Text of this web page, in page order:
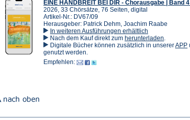
EINE HANDBREIT BEI DIR - Chorausgabe | Band
2026, 33 Chörsätze, 76 Seiten, digital
Artikel-Nr.: DV67/09
Herausgeber: Patrick Dehm, Joachim Raabe
In weiteren Ausführungen erhältlich
Nach dem Kauf direkt zum herunterladen
in
.
Digitale Bücher können zusätzlich in unsererAPP
genutzt werden.
Empfehlen: